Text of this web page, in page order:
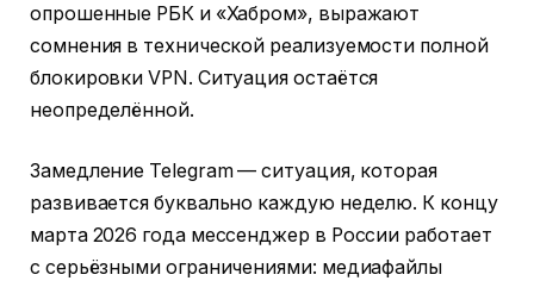
опрошенные РБК и «Хабром», выражают
сомнения в технической реализуемости полной
блокировки VPN. Ситуация остаётся
неопределённой.
Замедление Telegram — ситуация, которая
развивается буквально каждую неделю. К концу
марта 2026 года мессенджер в России работает
с серьёзными ограничениями: медиафайлы